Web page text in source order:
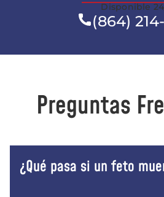
Disponible
(864)
Preguntas
¿Qué pasa si un feto